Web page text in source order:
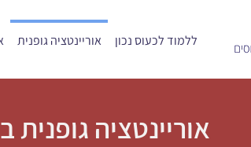
ללמוד לכעוס נכון אוריינטציה גופנית
אוריינטציה